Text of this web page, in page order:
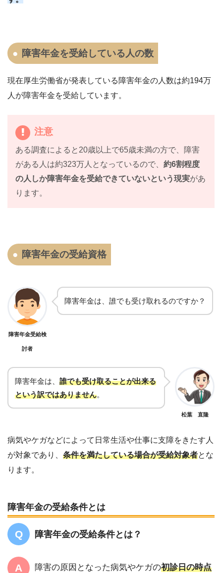
障害年金を受給している人の数
現在厚生労働省が発表している障害年金の人数は約194万
人が障害年金を受給しています。
注意
ある調査によると20歳以上で65歳未満の方で、障害
がある人は約323万人となっているので、 約6割程度
の人しか障害年金を受給できていないという現実があ
ります。
障害年金の受給資格
障害年金受給検
討者
障害年金は、誰でも受け取れるのですか？
障害年金は、 誰でも受け取ることが出来る
という訳ではありません。
松葉 直隆
病気やケガなどによって日常生活や仕事に支障をきたす人
が対象であり、 条件を満たしている場合が受給対象者とな
ります。
障害年金の受給条件とは
障害年金の受給条件とは？
障害の原因となった病気やケガの初診日の時点